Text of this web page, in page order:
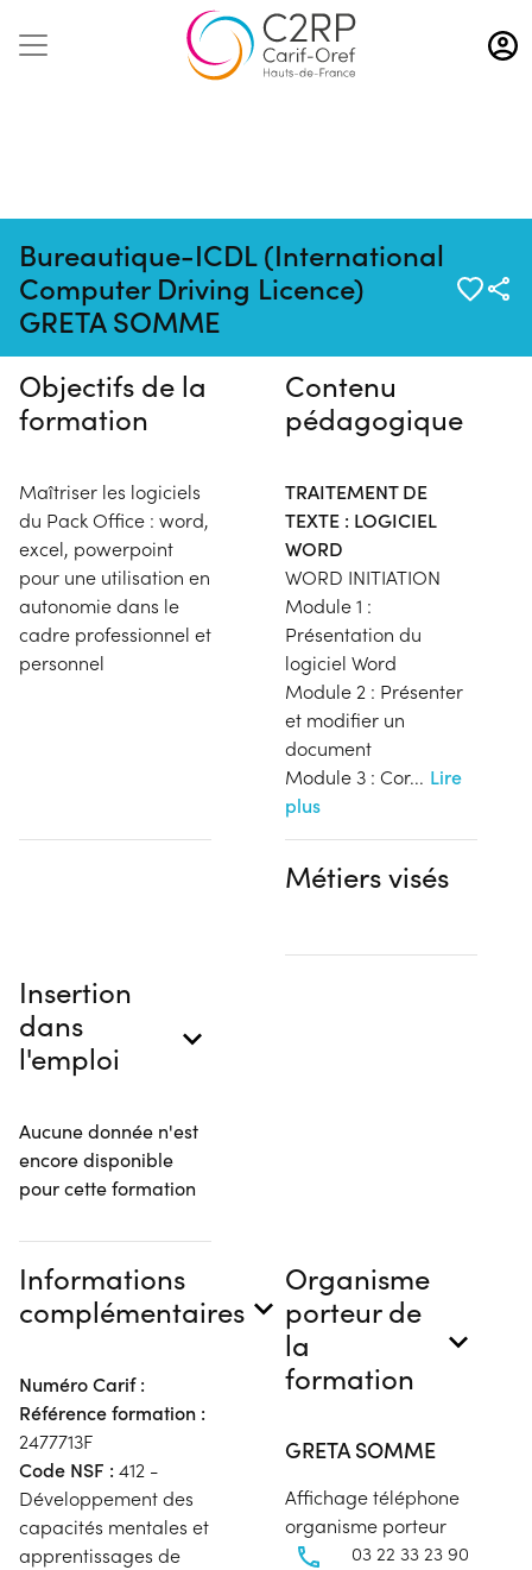
Aller
au
contenu
Bureautique-ICDL (International
Computer Driving Licence)
GRETA SOMME
Pas de session programmée en
ce moment
Objectifs de la
formation
Maîtriser les logiciels
du Pack Office : word,
excel, powerpoint
pour une utilisation en
autonomie dans le
cadre professionnel et
personnel
Contenu
pédagogique
TRAITEMENT DE
TEXTE : LOGICIEL
WORD
WORD INITIATION
Module 1 :
Présentation du
logiciel Word
Module 2 : Présenter
et modifier un
document
Module 3 : Cor... Lire
plus
Métiers visés
Insertion
dans
l'emploi
Aucune donnée n'est
encore disponible
pour cette formation
Informations
complémentaires
Numéro Carif :
Référence formation :
2477713F
Code NSF : 412 -
Développement des
capacités mentales et
apprentissages de
Organisme
porteur de
la
formation
GRETA SOMME
Affichage téléphone
organisme porteur
03 22 33 23 90